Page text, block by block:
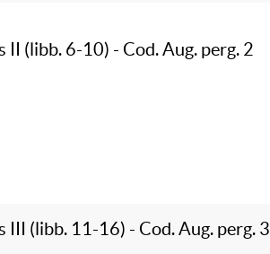
(libb. 6-10) - Cod. Aug. perg. 2
(libb. 11-16) - Cod. Aug. perg. 3